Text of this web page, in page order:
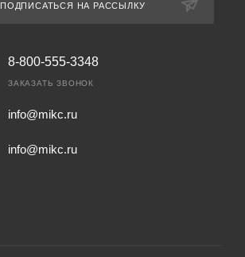
ПОДПИСАТЬСЯ НА РАССЫЛКУ
8-800-555-3348
ЗАКАЗАТЬ ЗВОНОК
info@mikc.ru
info@mikc.ru